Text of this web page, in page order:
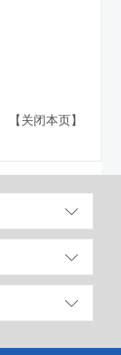
【关闭本页】